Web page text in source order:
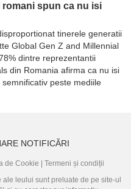
spun ca nu isi
tinerele generatii
Global Gen Z and Millennial
dintre reprezentantii
din Romania afirma ca nu isi
peste mediile
NOTIFICĂRI
de Cookie
Termeni și condiții
leului sunt preluate de pe site-ul